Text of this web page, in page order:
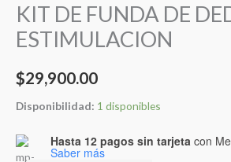
KIT DE FUNDA DE
ESTIMULACION
$29,900.00
Disponibilidad: 1 disponibles
Hasta 12 pagos sin tarjeta con
Saber más
ESTIMULACION
cantidad